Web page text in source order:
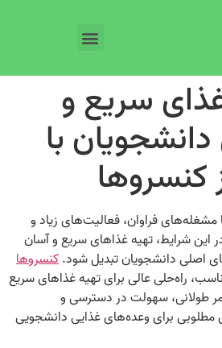
3 غذای سریع و
با
کنسروها
مشغله‌های فراوان، فعالیت‌های زیاد و
شرایط، تهیه غذاهای سریع و آسان
اصلی دانشجویان تبدیل شود.کنسروها
راه‌حلی عالی برای تهیه غذاهای سریع
طولانی، سهولت در دسترسی و
مطلوبی برای وعده‌های غذایی دانشجویی